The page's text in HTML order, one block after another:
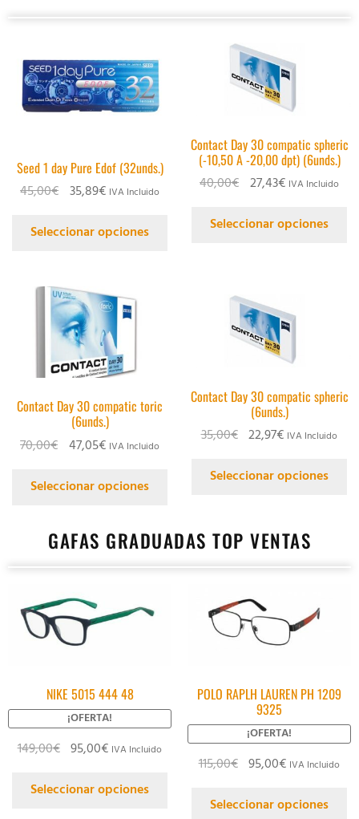
Seed 1 day Pure Edof (32unds.)
45,00€ 35,89€ IVA Incluido
Seleccionar opciones
Contact Day 30 compatic spheric
(-10,50 A -20,00 dpt) (6unds.)
40,00€ 27,43€ IVA Incluido
Seleccionar opciones
Contact Day 30 compatic toric
(6unds.)
70,00€ 47,05€ IVA Incluido
Seleccionar opciones
Contact Day 30 compatic spheric
(6unds.)
35,00€ 22,97€ IVA Incluido
Seleccionar opciones
GAFAS GRADUADAS TOP VENTAS
NIKE 5015 444 48
¡OFERTA!
149,00€ 95,00€ IVA Incluido
Seleccionar opciones
POLO RAPLH LAUREN PH 1209
9325
¡OFERTA!
115,00€ 95,00€ IVA Incluido
Seleccionar opciones